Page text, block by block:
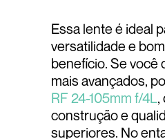
Essa lente é ideal
versatilidade e
benefício. Se você
mais avançados,
RF 24-105mm f/4L,
construção e
superiores. No